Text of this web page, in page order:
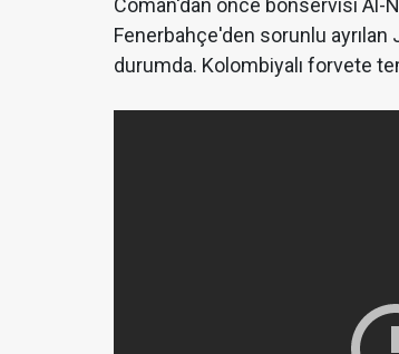
Coman'dan önce bonservisi Al-
Fenerbahçe'den sorunlu ayrılan
durumda. Kolombiyalı forvete